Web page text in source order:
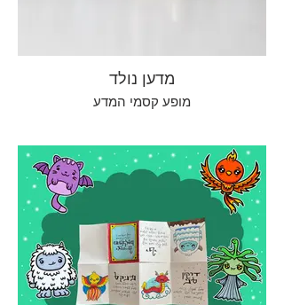
מדען נולד
מופע קסמי המדע